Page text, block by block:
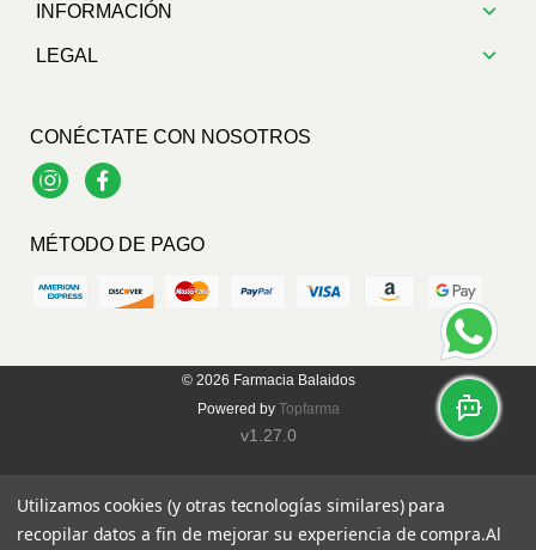
INFORMACIÓN
LEGAL
CONÉCTATE CON NOSOTROS
InstagramFacebook
MÉTODO DE PAGO
© 2026 Farmacia Balaidos
Powered by Topfarma
v1.27.0
Utilizamos cookies (y otras tecnologías similares) para
recopilar datos a fin de mejorar su experiencia de compra.Al